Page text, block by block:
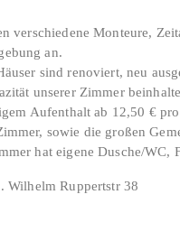
verschiedene Monteure,
an.
sind renoviert, neu
unserer Zimmer
Aufenthalt ab 12,50 €
sowie die großen
hat eigene Dusche/
Wilhelm Ruppertstr 38